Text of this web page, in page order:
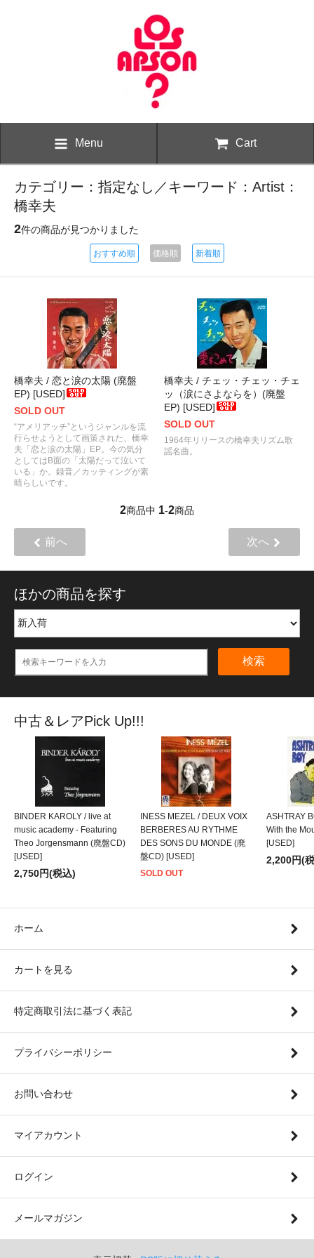
Menu Cart
カテゴリー：指定なし／キーワード：Artist：
橋幸夫
2件の商品が見つかりました
おすすめ順 価格順 新着順
橋幸夫 / 恋と涙の太陽 (廃盤
EP) [USED]
SOLD OUT
“アメリアッチ”というジャンルを流
行らせようとして画策された、橋幸
夫「恋と涙の太陽」EP。今の気分
としてはB面の「太陽だって泣いて
いる」か。録音／カッティングが素
晴らしいです。
橋幸夫 / チェッ・チェッ・チェ
ッ（涙にさよならを）(廃盤
EP) [USED]
SOLD OUT
1964年リリースの橋幸夫リズム歌
謡名曲。
2商品中 1-2商品
前へ 次へ
ほかの商品を探す
検索
中古＆レアPick Up!!!
BINDER KAROLY / live at
music academy - Featuring
Theo Jorgensmann (廃盤CD)
[USED]
2,750円(税込)
INESS MEZEL / DEUX VOIX
BERBERES AU RYTHME
DES SONS DU MONDE (廃
盤CD) [USED]
SOLD OUT
ASHTRAY
With the
[USED]
2,200円(
ホーム
カートを見る
特定商取引法に基づく表記
プライバシーポリシー
お問い合わせ
マイアカウント
ログイン
メールマガジン